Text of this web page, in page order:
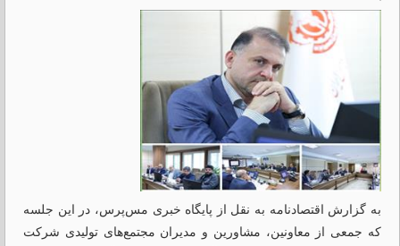
به گزارش اقتصادنامه به نقل از پایگاه خبری مس‌پرس،در این جلسه
که جمعی از معاونین، مشاورین و مدیران مجتمع‌های تولیدی شرکت